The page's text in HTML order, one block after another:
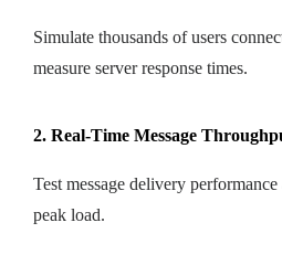
Simulate thousands of users
measure server response times.
2. Real-Time Message
Test message delivery
peak load.